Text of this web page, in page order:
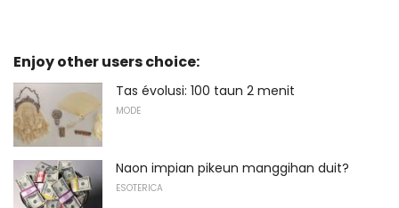
Enjoy other users choice:
Tas évolusi: 100 taun 2 menit
MODE
Naon impian pikeun manggihan duit?
ESOTERICA